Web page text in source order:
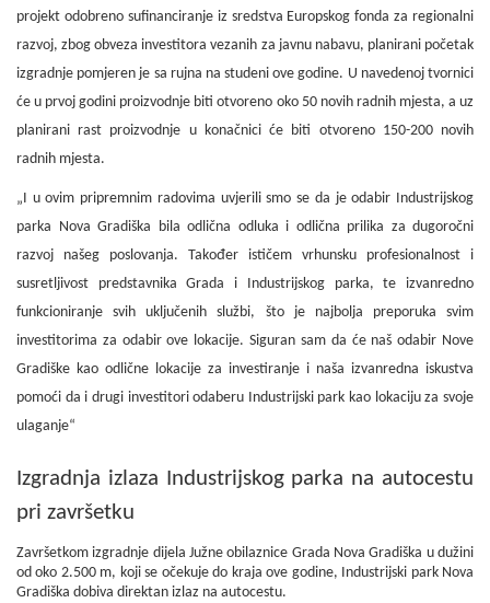
projekt odobreno sufinanciranje iz sredstva Europskog fonda za regionalni
razvoj, zbog obveza investitora vezanih za javnu nabavu, planirani početak
izgradnje pomjeren je sa rujna na studeni ove godine. U navedenoj tvornici
će u prvoj godini proizvodnje biti otvoreno oko 50 novih radnih mjesta, a uz
planirani rast proizvodnje u konačnici će biti otvoreno 150-200 novih
radnih mjesta.
„I u ovim pripremnim radovima uvjerili smo se da je odabir Industrijskog
parka Nova Gradiška bila odlična odluka i odlična prilika za dugoročni
razvoj našeg poslovanja. Također
ističem vrhunsku profesionalnost i
susretljivost predstavnika Grada i Industrijskog parka, te izvanredno
funkcioniranje svih uključenih službi, što je najbolja preporuka svim
investitorima za odabir ove lokacije. Siguran sam da će naš odabir Nove
Gradiške kao odlične lokacije za investiranje i naša izvanredna iskustva
pomoći da i drugi investitori odaberu Industrijski park kao lokaciju za svoje
ulaganje“
Izgradnja izlaza Industrijskog parka na autocestu
pri završetku
Završetkom izgradnje dijela Južne obilaznice Grada Nova Gradiška u dužini
od oko 2.500 m, koji se očekuje do kraja ove godine, Industrijski park Nova
Gradiška dobiva direktan izlaz na autocestu.